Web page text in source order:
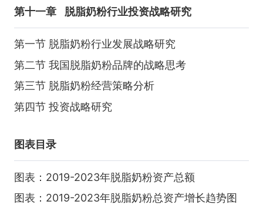
第十一章 脱脂奶粉行业投资战略研究
第一节 脱脂奶粉行业发展战略研究
第二节 我国脱脂奶粉品牌的战略思考
第三节 脱脂奶粉经营策略分析
第四节 投资战略研究
图表目录
图表：2019-2023年脱脂奶粉资产总额
图表：2019-2023年脱脂奶粉总资产增长趋势图